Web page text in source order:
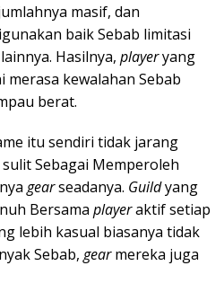
masif, dan
baik Sebab limitasi
Hasilnya, playeryang
kewalahan Sebab
berat.
itu sendiri tidak jarang
Sebagai Memperoleh
gearseadanya. Guildyang
Bersama playeraktif setiap
lebih kasual biasanya tidak
Sebab, gearmereka juga